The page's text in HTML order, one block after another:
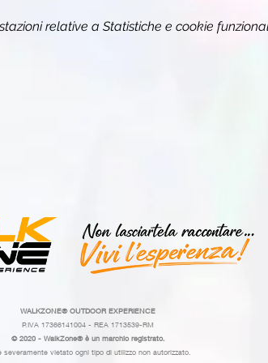
relative a Statistiche e cookie
WALKZONE®OUTDOOR EXPERIENCE
P.IVA 17366141004 - REA 1713539-RM
© 2020 - WalkZone® è un marchio registrato.
severamente vietato ogni tipo di utilizzo non autorizzato.